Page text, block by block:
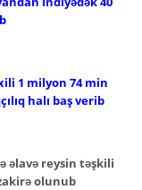
1 milyon 74 min
halı baş verib
əlavə reysin təşkili
olunub